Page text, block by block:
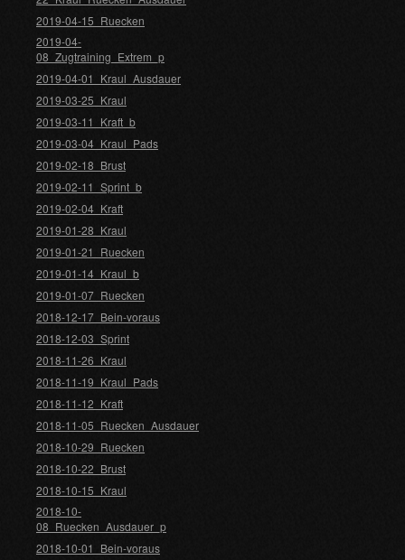
2019-04-15_Ruecken
2019-04-
08_Zugtraining_Extrem_p
2019-04-01_Kraul_Ausdauer
2019-03-25_Kraul
2019-03-11_Kraft_b
2019-03-04_Kraul_Pads
2019-02-18_Brust
2019-02-11_Sprint_b
2019-02-04_Kraft
2019-01-28_Kraul
2019-01-21_Ruecken
2019-01-14_Kraul_b
2019-01-07_Ruecken
2018-12-17_Bein-voraus
2018-12-03_Sprint
2018-11-26_Kraul
2018-11-19_Kraul_Pads
2018-11-12_Kraft
2018-11-05_Ruecken_Ausdauer
2018-10-29_Ruecken
2018-10-22_Brust
2018-10-15_Kraul
2018-10-
08_Ruecken_Ausdauer_p
2018-10-01_Bein-voraus